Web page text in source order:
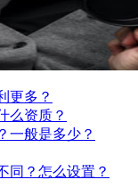
更多？
么资质？
一般是多少？
同？怎么设置？